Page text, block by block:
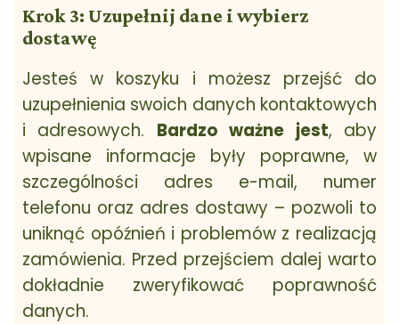
Krok 3: Uzupełnij dane i wybierz
dostawę
Jesteś w koszyku i możesz przejść do
uzupełnienia swoich danych kontaktowych
i adresowych. Bardzo ważne jest, aby
wpisane informacje były poprawne, w
szczególności adres e-mail, numer
telefonu oraz adres dostawy – pozwoli to
uniknąć opóźnień i problemów z realizacją
zamówienia. Przed przejściem dalej warto
dokładnie zweryfikować poprawność
danych.